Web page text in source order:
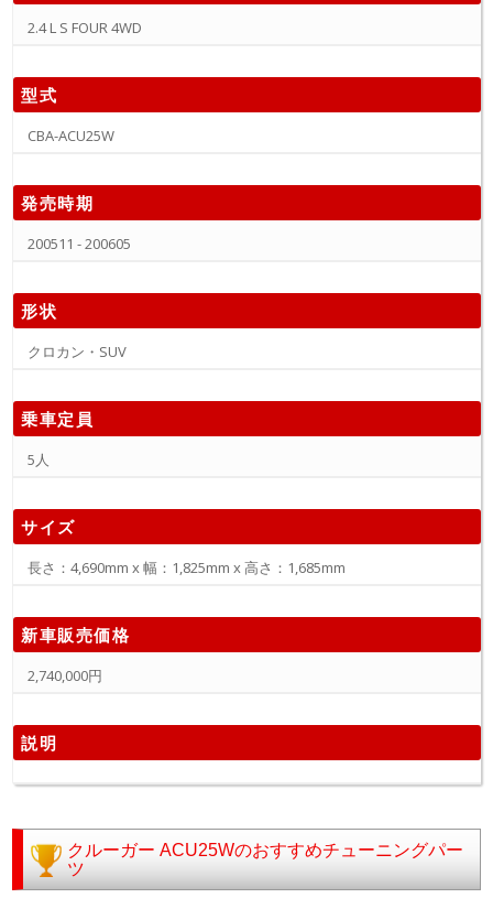
2.4 L S FOUR 4WD
型式
CBA-ACU25W
発売時期
200511 - 200605
形状
クロカン・SUV
乗車定員
5人
サイズ
長さ：4,690mm x 幅：1,825mm x 高さ：1,685mm
新車販売価格
2,740,000円
説明
クルーガー ACU25Wのおすすめチューニングパー
ツ